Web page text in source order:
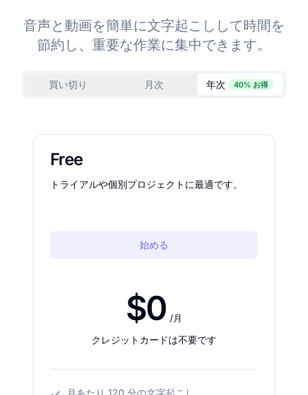
音声と動画を簡単に文字起こしして時間を
節約し、重要な作業に集中できます。
買い切り 月次 年次 40% お得
Free
トライアルや個別プロジェクトに最適です。
始める
$0 /月
クレジットカードは不要です
月あたり 120 分の文字起こし